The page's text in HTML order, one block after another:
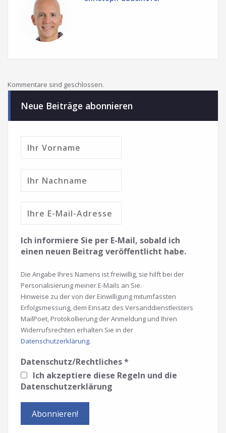
Kommentare sind geschlossen.
Neue Beiträge abonnieren
Ich informiere Sie per E-Mail, sobald ich
einen neuen Beitrag veröffentlicht habe.
Die Angabe Ihres Namens ist freiwillig, sie hilft bei der
Personalisierung meiner E-Mails an Sie.
Hinweise zu der von der Einwilligung mitumfassten
Erfolgsmessung, dem Einsatz des Versanddienstleisters
MailPoet, Protokollierung der Anmeldung und Ihren
Widerrufsrechten erhalten Sie in der
Datenschutzerklärung.
Datenschutz/Rechtliches*
Ich akzeptiere diese Regeln und die
Datenschutzerklärung